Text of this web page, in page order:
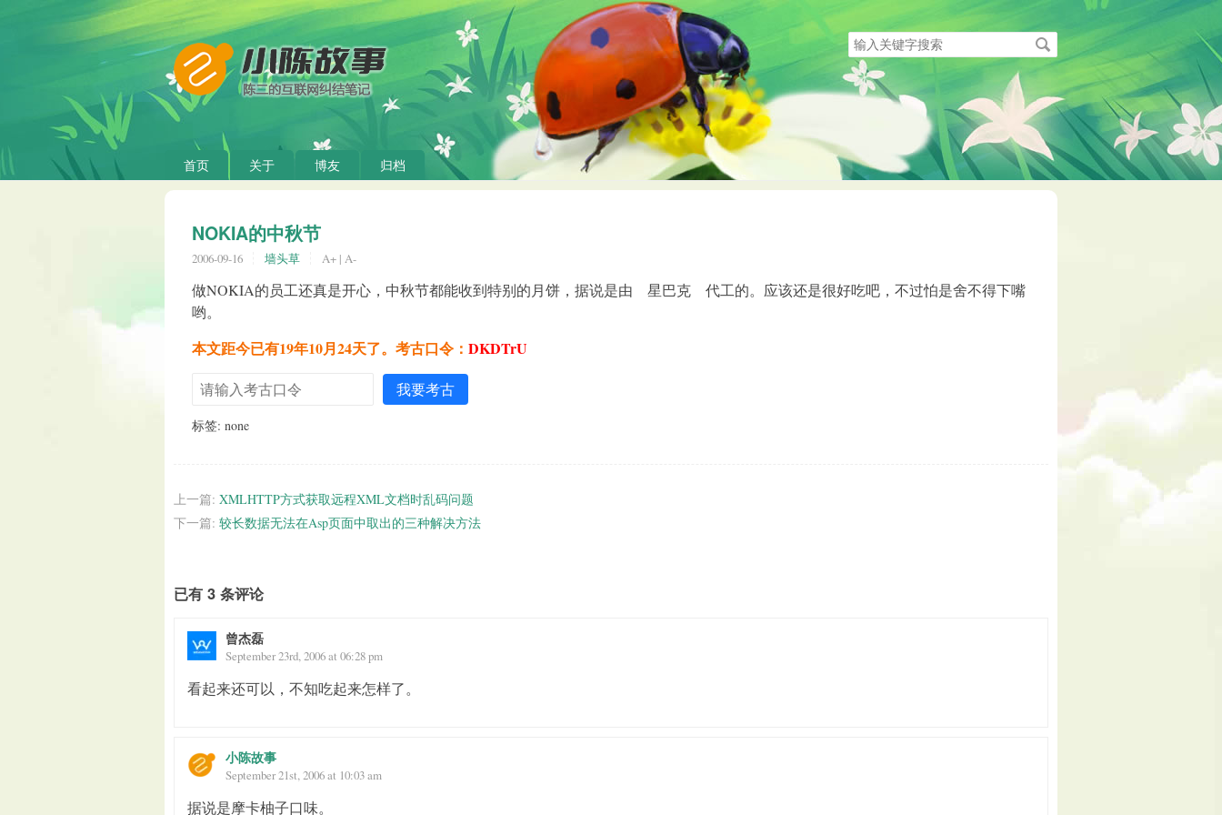
搜
索
关
键
字
首页 关于 博友 归档
NOKIA的中秋节
2006-09-16 墙头草 A+ | A-
做NOKIA的员工还真是开心，中秋节都能收到特别的月饼，据说是由 星巴克 代工的。应该还是很好吃吧，不过怕是舍不得下嘴
哟。
本文距今已有19年10月24天了。考古口令： DKDTrU
我要考古
标签: none
上一篇: XMLHTTP方式获取远程XML文档时乱码问题
下一篇: 较长数据无法在Asp页面中取出的三种解决方法
已有 3 条评论
曾杰磊
September 23rd, 2006 at 06:28 pm
看起来还可以，不知吃起来怎样了。
小陈故事
September 21st, 2006 at 10:03 am
据说是摩卡柚子口味。